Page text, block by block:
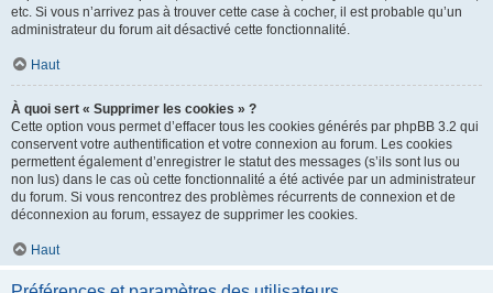
etc. Si vous n’arrivez pas à trouver cette case à cocher, il est probable qu’un
administrateur du forum ait désactivé cette fonctionnalité.
Haut
À quoi sert « Supprimer les cookies » ?
Cette option vous permet d’effacer tous les cookies générés par phpBB 3.2 qui
conservent votre authentification et votre connexion au forum. Les cookies
permettent également d’enregistrer le statut des messages (s’ils sont lus ou
non lus) dans le cas où cette fonctionnalité a été activée par un administrateur
du forum. Si vous rencontrez des problèmes récurrents de connexion et de
déconnexion au forum, essayez de supprimer les cookies.
Haut